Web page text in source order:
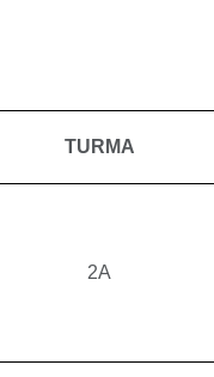
TURMA
2A